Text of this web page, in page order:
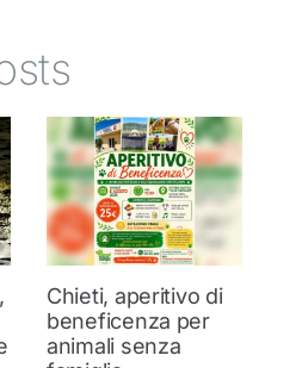
Chieti, aperitivo di
beneficenza per
animali senza